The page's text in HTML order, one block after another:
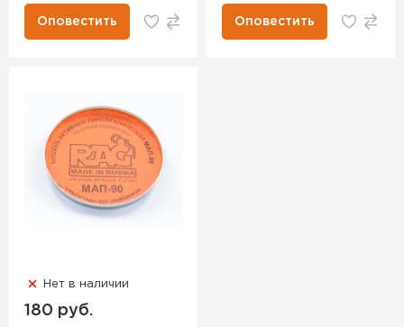
Оповестить Оповестить
Нет в наличии
180 руб.